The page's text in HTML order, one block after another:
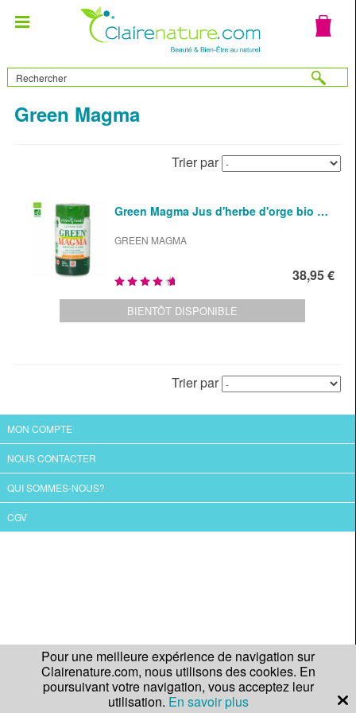
Green Magma
Trier par
Green Magma Jus d'herbe d'orge bio …
GREEN MAGMA
38,95 €
BIENTÔT DISPONIBLE
Trier par
MON COMPTE
NOUS CONTACTER
QUI SOMMES-NOUS?
CGV
Pour une meilleure expérience de navigation sur
Clairenature.com, nous utilisons des cookies. En
poursuivant votre navigation, vous acceptez leur
utilisation. En savoir plus